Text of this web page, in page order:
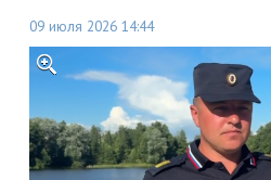
09 июля 2026 14:44